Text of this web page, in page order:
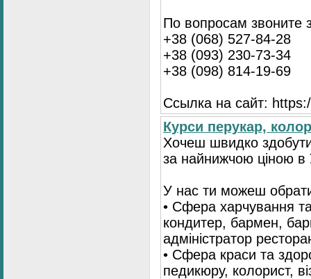
По вопросам звоните
+38 (068) 527-84-28
+38 (093) 230-73-34
+38 (098) 814-19-69
Ссылка на сайт:
Курси перукар,
Хочеш швидко
за найнижчою ціною в
У нас ти можеш
• Сфера харчування
кондитер, бармен,
адміністратор
• Сфера краси та
педикюру, колорист,